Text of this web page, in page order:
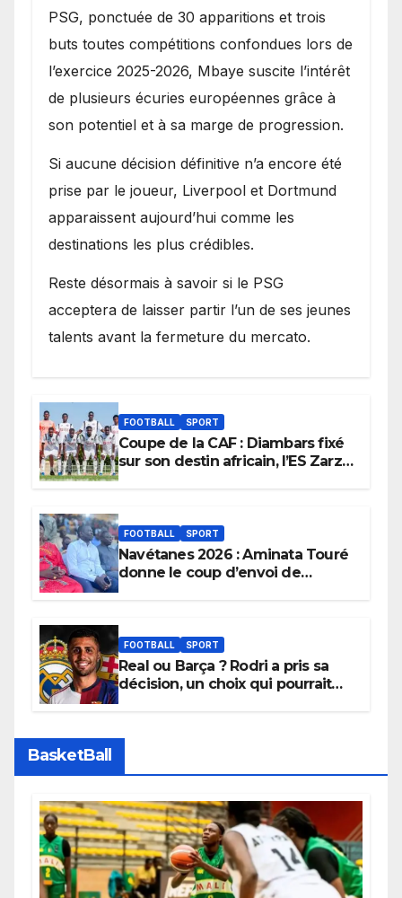
PSG, ponctuée de 30 apparitions et trois
buts toutes compétitions confondues lors de
l’exercice 2025-2026, Mbaye suscite l’intérêt
de plusieurs écuries européennes grâce à
son potentiel et à sa marge de progression.
Si aucune décision définitive n’a encore été
prise par le joueur, Liverpool et Dortmund
apparaissent aujourd’hui comme les
destinations les plus crédibles.
Reste désormais à savoir si le PSG
acceptera de laisser partir l’un de ses jeunes
talents avant la fermeture du mercato.
FOOTBALL SPORT
Coupe de la CAF : Diambars fixé
sur son destin africain, l’ES Zarzis
FOOTBALL SPORT
Navétanes 2026 : Aminata Touré
donne le coup d’envoi de
apaisées.
FOOTBALL SPORT
Real ou Barça ? Rodri a pris sa
décision, un choix qui pourrait
BasketBall